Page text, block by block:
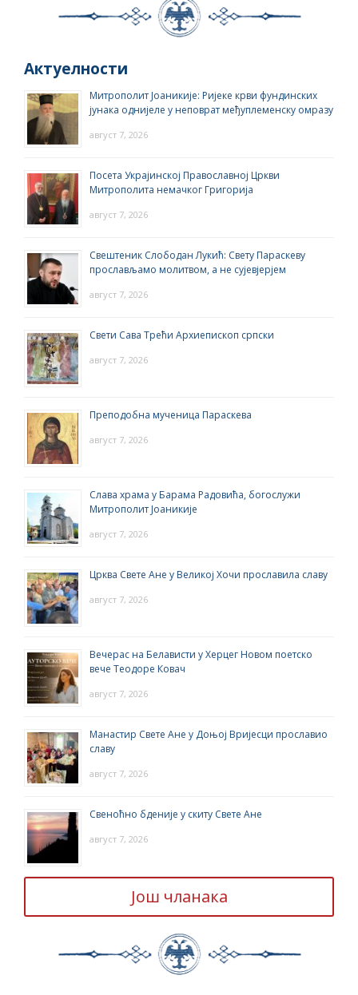
Актуелности
Митрополит Јоаникије: Ријеке крви фундинских
јунака однијеле у неповрат међуплеменску омразу
август 7, 2026
Посета Украјинској Православној Цркви
Митрополита немачког Григорија
август 7, 2026
Свештеник Слободан Лукић: Свету Параскеву
прослављамо молитвом, а не сујевјерјем
август 7, 2026
Свети Сава Трећи Архиепископ српски
август 7, 2026
Преподобна мученица Параскева
август 7, 2026
Слава храма у Барама Радовића, богослужи
Митрополит Јоаникије
август 7, 2026
Црква Свете Ане у Великој Хочи прославила славу
август 7, 2026
Вечерас на Белависти у Херцег Новом поетско
вече Теодоре Ковач
август 7, 2026
Манастир Свете Ане у Доњој Вријесци прославио
славу
август 7, 2026
Свеноћно бденије у скиту Свете Ане
август 7, 2026
Још чланака